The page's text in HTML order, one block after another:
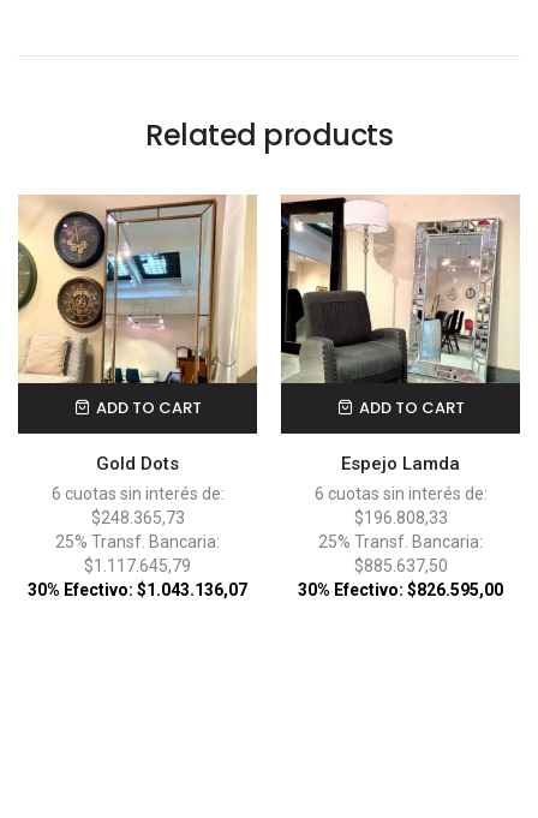
Related products
ADD TO CART
Gold Dots
6 cuotas sin interés de:
$248.365,73
25% Transf. Bancaria:
$1.117.645,79
30% Efectivo: $1.043.136,07
ADD TO CART
Espejo Lamda
6 cuotas sin interés de:
$196.808,33
25% Transf. Bancaria:
$885.637,50
30% Efectivo: $826.595,00